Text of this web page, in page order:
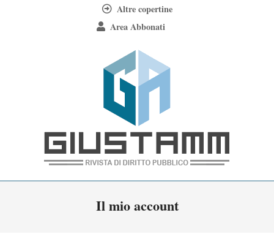
Altre copertine
Area Abbonati
Giustamm
Il mio account